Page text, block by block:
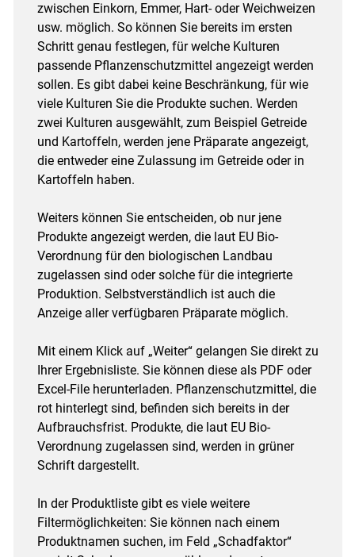
zwischen Einkorn, Emmer, Hart- oder Weichweizen
usw. möglich. So können Sie bereits im ersten
Schritt genau festlegen, für welche Kulturen
passende Pflanzenschutzmittel angezeigt werden
sollen. Es gibt dabei keine Beschränkung, für wie
viele Kulturen Sie die Produkte suchen. Werden
zwei Kulturen ausgewählt, zum Beispiel Getreide
und Kartoffeln, werden jene Präparate angezeigt,
die entweder eine Zulassung im Getreide oder in
Kartoffeln haben.
Weiters können Sie entscheiden, ob nur jene
Produkte angezeigt werden, die laut EU Bio-
Verordnung für den biologischen Landbau
zugelassen sind oder solche für die integrierte
Produktion. Selbstverständlich ist auch die
Anzeige aller verfügbaren Präparate möglich.
Mit einem Klick auf „Weiter“ gelangen Sie direkt zu
Ihrer Ergebnisliste. Sie können diese als PDF oder
Excel-File herunterladen. Pflanzenschutzmittel, die
rot hinterlegt sind, befinden sich bereits in der
Aufbrauchsfrist. Produkte, die laut EU Bio-
Verordnung zugelassen sind, werden in grüner
Schrift dargestellt.
In der Produktliste gibt es viele weitere
Filtermöglichkeiten: Sie können nach einem
Produktnamen suchen, im Feld „Schadfaktor“